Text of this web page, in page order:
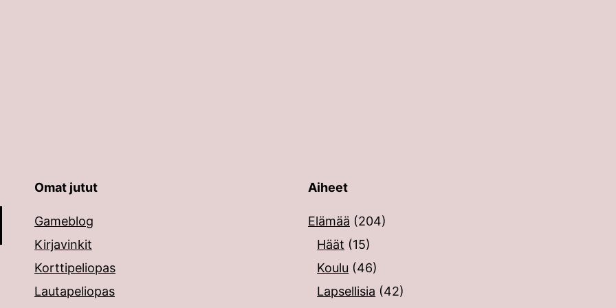
ylös ja alas ja siirtyä halutulle sivulle enterin painalluksella. Kosketusnäytöllisten laitteiden
Omat jutut
Gameblog
Kirjavinkit
Korttipeliopas
Lautapeliopas
Aiheet
Elämää (204)
Häät (15)
Koulu (46)
Lapsellisia (42)